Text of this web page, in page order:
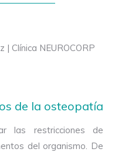
de la osteopatía
las restricciones de
del organismo. De